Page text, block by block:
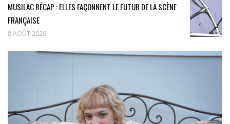
MUSILAC RÉCAP : ELLES FAÇONNENT LE FUTUR DE LA SCÈNE
FRANÇAISE
8 AOÛT 2026